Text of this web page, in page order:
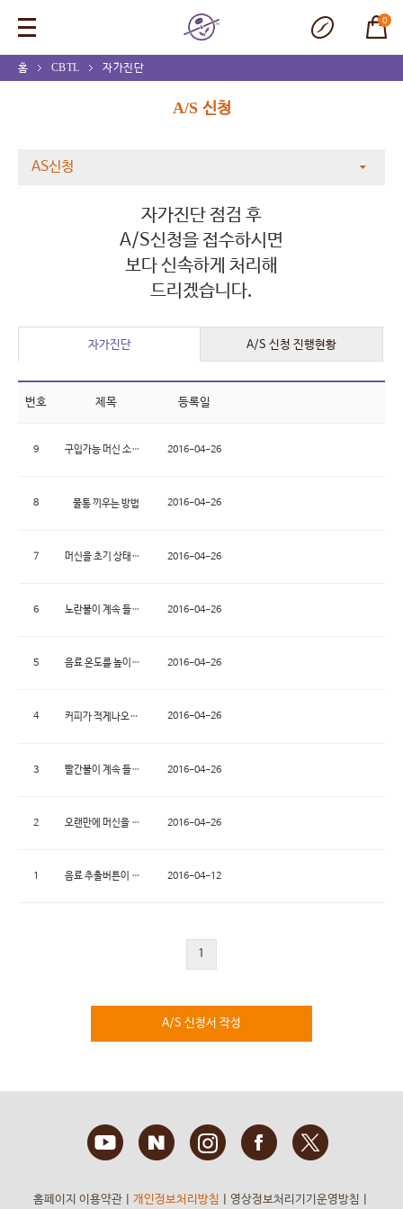
0
홈 CBTL 자가진단
A/S 신청
AS신청
자가진단 점검 후
A/S신청을 접수하시면
보다 신속하게 처리해
드리겠습니다.
자가진단 A/S 신청 진행현황
번호 제목 등록일
9 구입가능 머신 소모품 안내 2016-04-26
8 물통 끼우는 방법 2016-04-26
7 머신을 초기 상태로 되돌리고 싶습니다. 2016-04-26
6 노란불이 계속 들어옵니다. 2016-04-26
5 음료 온도를 높이고 싶어요. 2016-04-26
4 커피가 적게나오거나, 커피가 나오지 않습니다. 2016-04-26
3 빨간불이 계속 들어옵니다. 2016-04-26
2 오랜만에 머신을 사용하려는데 커피가 원활하게 나오지 않아요. 2016-04-26
1 음료 추출버튼이 깜빡거리고 버튼을 눌러도 변화가 없어요. 2016-04-12
1
A/S 신청서 작성
홈페이지 이용약관ㅣ 개인정보처리방침 영상정보처리기기운영방침